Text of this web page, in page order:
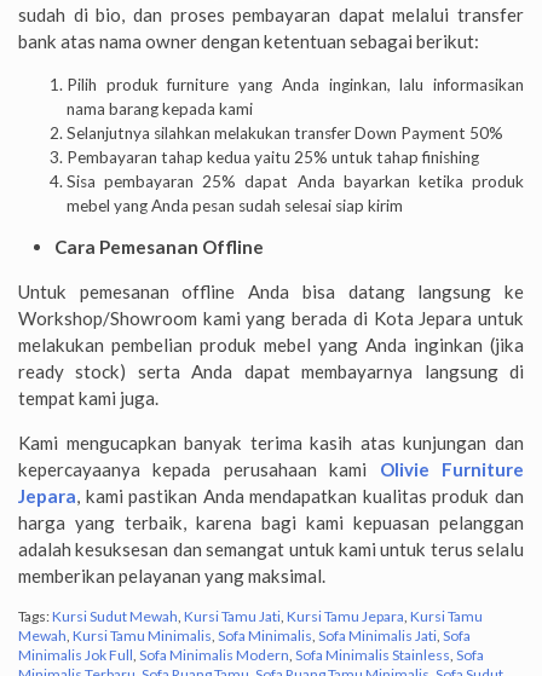
sudah di bio, dan proses pembayaran dapat melalui transfer
bank atas nama owner dengan ketentuan sebagai berikut:
Pilih produk furniture yang Anda inginkan, lalu informasikan
nama barang kepada kami
Selanjutnya silahkan melakukan transfer Down Payment 50%
Pembayaran tahap kedua yaitu 25% untuk tahap finishing
Sisa pembayaran 25% dapat Anda bayarkan ketika produk
mebel yang Anda pesan sudah selesai siap kirim
Cara Pemesanan Offline
Untuk pemesanan offline Anda bisa datang langsung ke
Workshop/Showroom kami yang berada di Kota Jepara untuk
melakukan pembelian produk mebel yang Anda inginkan (jika
ready stock) serta Anda dapat membayarnya langsung di
tempat kami juga.
Kami mengucapkan banyak terima kasih atas kunjungan dan
kepercayaanya kepada perusahaan kami Olivie Furniture
Jepara, kami pastikan Anda mendapatkan kualitas produk dan
harga yang terbaik, karena bagi kami kepuasan pelanggan
adalah kesuksesan dan semangat untuk kami untuk terus selalu
memberikan pelayanan yang maksimal.
Tags:Kursi Sudut Mewah, Kursi Tamu Jati, Kursi Tamu Jepara, Kursi Tamu
Mewah, Kursi Tamu Minimalis, Sofa Minimalis, Sofa Minimalis Jati, Sofa
Minimalis Jok Full, Sofa Minimalis Modern, Sofa Minimalis Stainless, Sofa